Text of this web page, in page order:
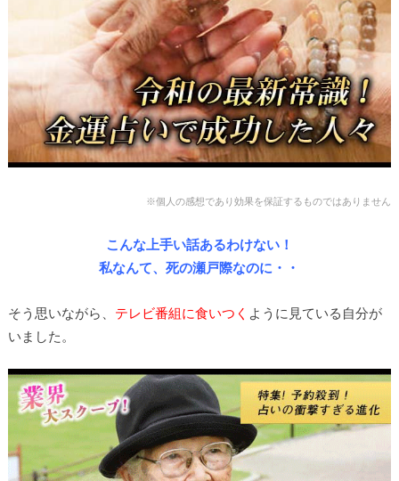
※個人の感想であり効果を保証するものではありません
こんな上手い話あるわけない！
私なんて、死の瀬戸際なのに・・
そう思いながら、 テレビ番組に食いつく ように見ている自分が
いました。